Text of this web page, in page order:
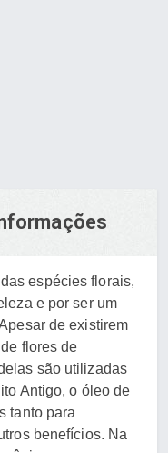
espécies florais,
e por ser um
de existirem
flores de
são utilizadas
Antigo, o óleo de
tanto para
benefícios. Na